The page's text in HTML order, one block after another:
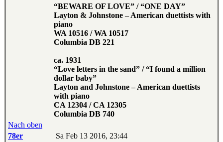
“BEWARE OF LOVE” / “ONE DAY”
Layton & Johnstone – American duettists with
piano
WA 10516 / WA 10517
Columbia DB 221
ca. 1931
“Love letters in the sand” / “I found a million
dollar baby”
Layton and Johnstone – American duettists
with piano
CA 12304 / CA 12305
Columbia DB 740
Nach oben
78er
Sa Feb 13 2016, 23:44